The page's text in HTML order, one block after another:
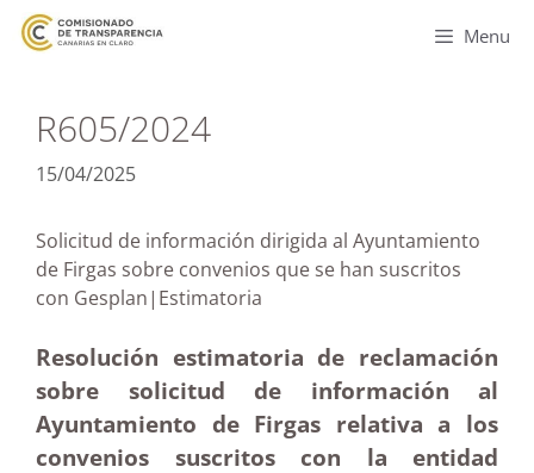
Menu
R605/2024
15/04/2025
Solicitud de información dirigida al Ayuntamiento
de Firgas sobre convenios que se han suscritos
con Gesplan|Estimatoria
Resolución estimatoria de reclamación
sobre solicitud de información al
Ayuntamiento de Firgas relativa a los
convenios suscritos con la entidad